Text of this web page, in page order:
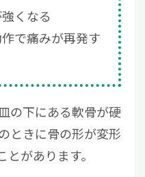
くなる
で痛みが再発す
の下にある軟骨が硬
ときに骨の形が変形
があります。